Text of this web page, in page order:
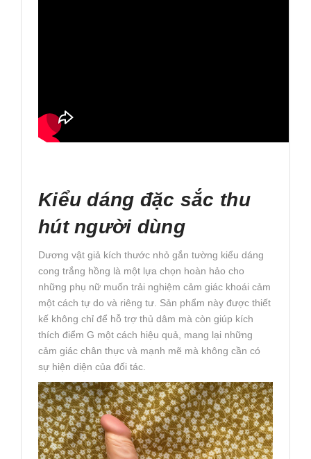
Kiểu dáng đặc sắc thu
hút người dùng
Dương vật giả kích thước nhỏ gắn tường kiểu dáng
cong trắng hồng là một lựa chọn hoàn hảo cho
những phụ nữ muốn trải nghiệm cảm giác khoái cảm
một cách tự do và riêng tư. Sản phẩm này được thiết
kế không chỉ để hỗ trợ thủ dâm mà còn giúp kích
thích điểm G một cách hiệu quả, mang lại những
cảm giác chân thực và mạnh mẽ mà không cần có
sự hiện diện của đối tác.